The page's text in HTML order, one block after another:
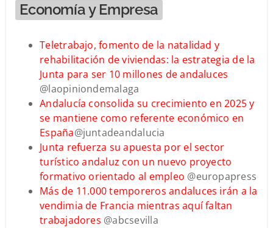
Economía y Empresa
Teletrabajo, fomento de la natalidad y
rehabilitación de viviendas: la estrategia de la
Junta para ser 10 millones de andaluces
@laopiniondemalaga
Andalucía consolida su crecimiento en 2025 y
se mantiene como referente económico en
España@juntadeandalucia
Junta refuerza su apuesta por el sector
turístico andaluz con un nuevo proyecto
formativo orientado al empleo @europapress
Más de 11.000 temporeros andaluces irán a la
vendimia de Francia mientras aquí faltan
trabajadores @abcsevilla